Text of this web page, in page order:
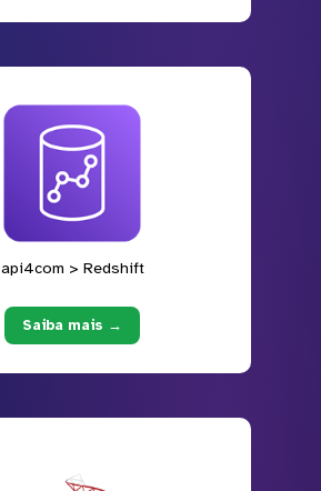
api4com > Redshift
Saiba mais →